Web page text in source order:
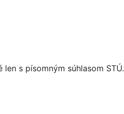
s písomným súhlasom STÚ.